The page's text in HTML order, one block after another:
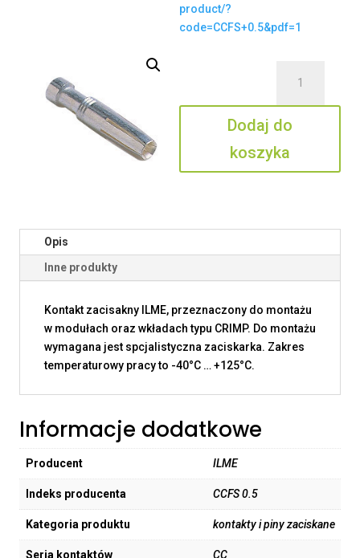
product/?
code=CCFS+0.5&pdf=1
CCFS
0.5
Dodaj do
koszyka
Opis
Inne produkty
Kontakt zacisakny ILME, przeznaczony do montażu
w modułach oraz wkładach typu CRIMP. Do montażu
wymagana jest spcjalistyczna zaciskarka. Zakres
temperaturowy pracy to -40°C … +125°C.
Informacje dodatkowe
Producent ILME
Indeks producenta CCFS 0.5
Kategoria produktu kontakty i piny zaciskane
Seria kontaktów CC